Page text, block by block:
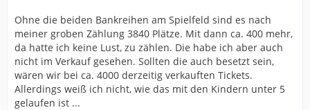
Ohne die beiden Bankreihen am Spielfeld sind es nach
meiner groben Zählung 3840 Plätze. Mit dann ca. 400 mehr,
da hatte ich keine Lust, zu zählen. Die habe ich aber auch
nicht im Verkauf gesehen. Sollten die auch besetzt sein,
wären wir bei ca. 4000 derzeitig verkauften Tickets.
Allerdings weiß ich nicht, wie das mit den Kindern unter 5
gelaufen ist ...